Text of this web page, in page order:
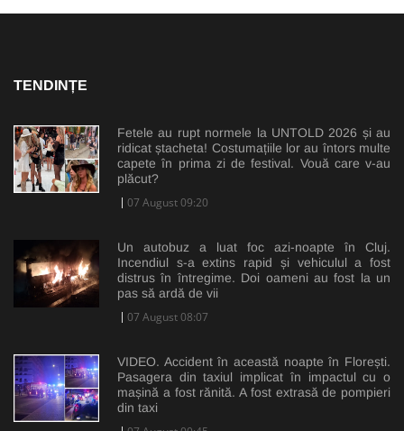
TENDINȚE
Fetele au rupt normele la UNTOLD 2026 și au
ridicat ștacheta! Costumațiile lor au întors multe
capete în prima zi de festival. Vouă care v-au
plăcut?
07 August 09:20
Un autobuz a luat foc azi-noapte în Cluj.
Incendiul s-a extins rapid și vehiculul a fost
distrus în întregime. Doi oameni au fost la un
pas să ardă de vii
07 August 08:07
VIDEO. Accident în această noapte în Florești.
Pasagera din taxiul implicat în impactul cu o
mașină a fost rănită. A fost extrasă de pompieri
din taxi